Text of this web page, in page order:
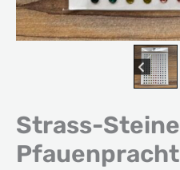
Strass-Steine
Pfauenpracht